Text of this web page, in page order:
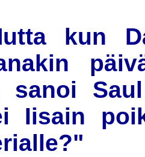
kun
sanoi
Iisain